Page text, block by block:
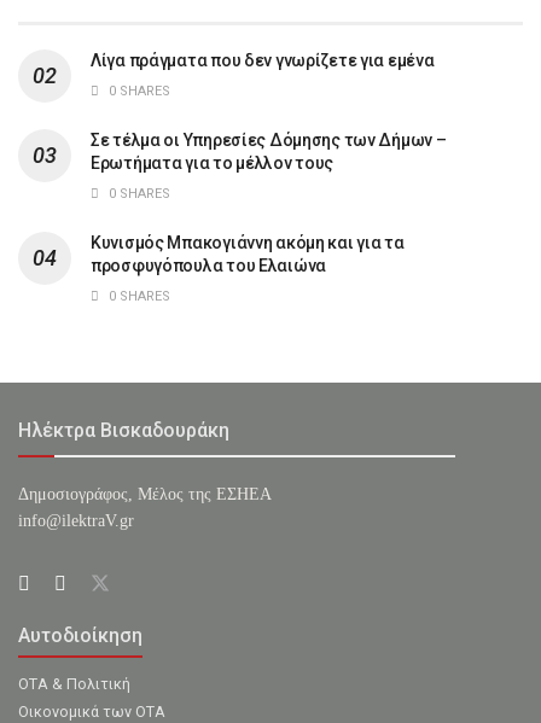
Λίγα πράγματα που δεν γνωρίζετε για εμένα
0 SHARES
Σε τέλμα οι Υπηρεσίες Δόμησης των Δήμων –
Ερωτήματα για το μέλλον τους
0 SHARES
Κυνισμός Μπακογιάννη ακόμη και για τα
προσφυγόπουλα του Ελαιώνα
0 SHARES
Ηλέκτρα Βισκαδουράκη
Δημοσιογράφος, Μέλος της ΕΣHΕΑ
info@ilektraV.gr
Αυτοδιοίκηση
ΟΤΑ & Πολιτική
Οικονομικά των ΟΤΑ